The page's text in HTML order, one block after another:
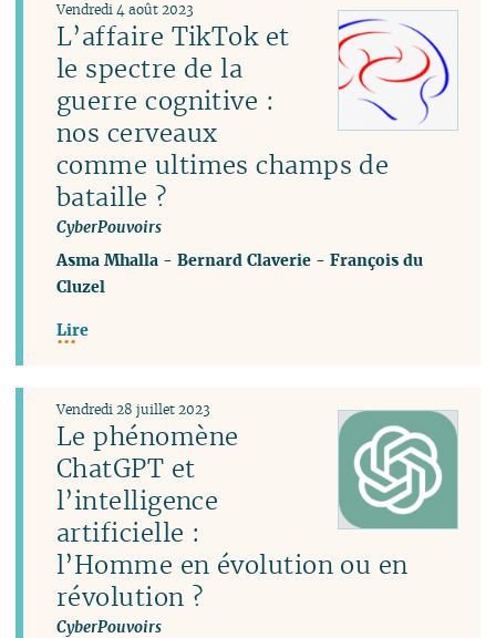
L’affaire TikTok et
le spectre de la
guerre cognitive :
nos cerveaux
comme ultimes champs de
bataille ?
CyberPouvoirs
Vendredi 4 août 2023
Asma Mhalla -Bernard Claverie -François du
Cluzel
Lire
Le phénomène
ChatGPT et
l’intelligence
artificielle :
l’Homme en évolution ou en
révolution ?
CyberPouvoirs
Vendredi 28 juillet 2023